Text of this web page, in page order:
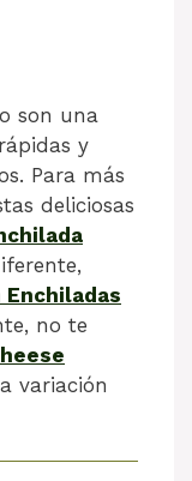
son una
y
Para más
deliciosas
Enchiladas
no te
variación